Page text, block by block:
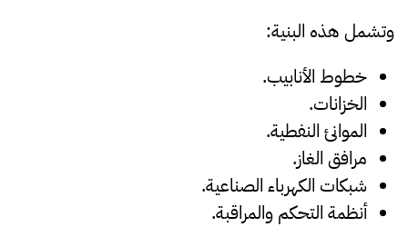
وتشمل هذه البنية:
خطوط الأنابيب.
الخزانات.
الموانئ النفطية.
مرافق الغاز.
شبكات الكهرباء الصناعية.
أنظمة التحكم والمراقبة.